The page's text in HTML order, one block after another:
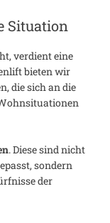
Situation
verdient eine
bieten wir
die sich an die
. Diese sind nicht
sondern
der